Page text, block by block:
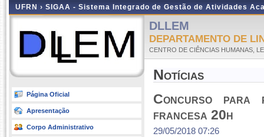
UFRN › SIGAA - Sistema Integrado de Gestão de Atividades
Página Oficial
Apresentação
Corpo Administrativo
DLLEM
DEPARTAMENTO DE
CENTRO DE CIÊNCIAS HUMANAS,
Notícias
Concurso
francesa 20h
29/05/2018 07:26